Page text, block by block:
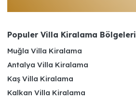
Populer Villa Kiralama Bölgeleri
Muğla Villa Kiralama
Antalya Villa Kiralama
Kaş Villa Kiralama
Kalkan Villa Kiralama